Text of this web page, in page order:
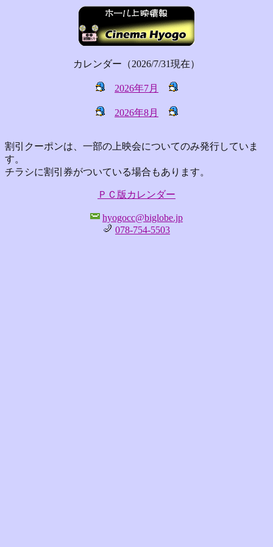
カレンダー（2026/7/31現在）
2026年7月
2026年8月
割引クーポンは、一部の上映会についてのみ発行していま
す。
チラシに割引券がついている場合もあります。
ＰＣ版カレンダー
hyogocc@biglobe.jp
078-754-5503